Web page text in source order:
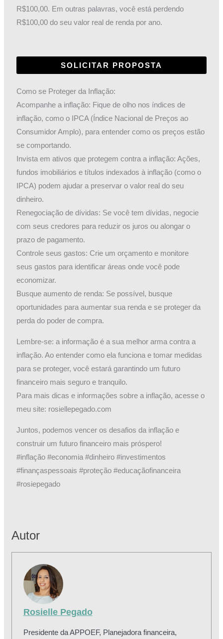
R$100,00. Em outras palavras, você está perdendo
R$100,00 do seu valor real de renda por ano.
SOLICITAR PROPOSTA
Como se Proteger da Inflação:
Acompanhe a inflação: Fique de olho nos índices de
inflação, como o IPCA (Índice Nacional de Preços ao
Consumidor Amplo), para entender como os preços estão
se comportando.
Invista em ativos que protegem contra a inflação: Ações,
fundos imobiliários e títulos indexados à inflação (como o
IPCA) podem ajudar a preservar o valor real do seu
dinheiro.
Renegociação de dívidas: Se você tem dívidas, negocie
com seus credores para reduzir os juros ou alongar o
prazo de pagamento.
Controle seus gastos: Crie um orçamento e monitore
seus gastos para identificar áreas onde você pode
economizar.
Busque aumento de renda: Se possível, busque
oportunidades para aumentar sua renda e se proteger da
perda do poder de compra.
Lembre-se: a informação é a sua melhor arma contra a
inflação. Ao entender como ela funciona e tomar medidas
para se proteger, você estará garantindo um futuro
financeiro mais seguro e tranquilo.
Para mais dicas e informações sobre a inflação, acesse o
meu site: rosiellepegado.com
Juntos, podemos vencer os desafios da inflação e
construir um futuro financeiro mais próspero!
#inflação #economia #dinheiro #investimentos
#finançaspessoais #proteção #educaçãofinanceira
#rosiepegado
Autor
Rosielle Pegado
Presidente da APPOEF, Planejadora financeira,